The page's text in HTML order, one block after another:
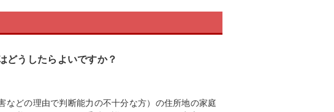
どうしたらよいですか？
などの理由で判断能力の不十分な方）の住所地の家庭